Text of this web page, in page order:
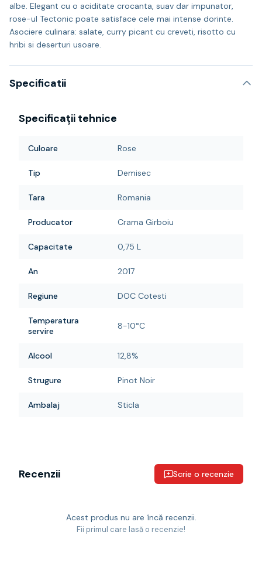
albe. Elegant cu o aciditate crocanta, suav dar impunator,
rose-ul Tectonic poate satisface cele mai intense dorinte.
Asociere culinara: salate, curry picant cu creveti, risotto cu
hribi si deserturi usoare.
Specificatii
Specificații tehnice
Culoare Rose
Tip Demisec
Tara Romania
Producator Crama Girboiu
Capacitate 0,75 L
An 2017
Regiune DOC Cotesti
Temperatura
servire
8-10°C
Alcool 12,8%
Strugure Pinot Noir
Ambalaj Sticla
Recenzii Scrie o recenzie
Acest produs nu are încă recenzii.
Fii primul care lasă o recenzie!